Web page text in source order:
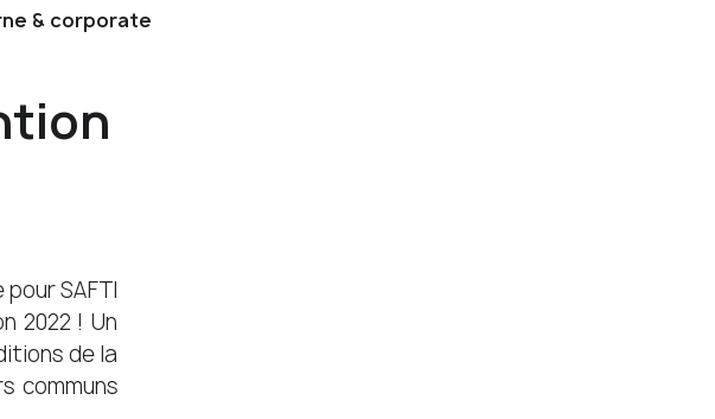
& corporate
SAFTI
2022 ! Un
de la
communs